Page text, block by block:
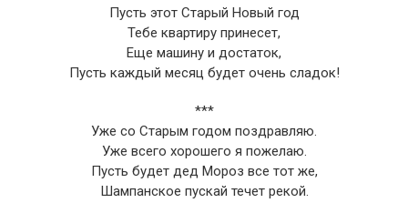
Пусть этот Старый Новый год
Тебе квартиру принесет,
Еще машину и достаток,
Пусть каждый месяц будет очень сладок!
***
Уже со Старым годом поздравляю.
Уже всего хорошего я пожелаю.
Пусть будет дед Мороз все тот же,
Шампанское пускай течет рекой.